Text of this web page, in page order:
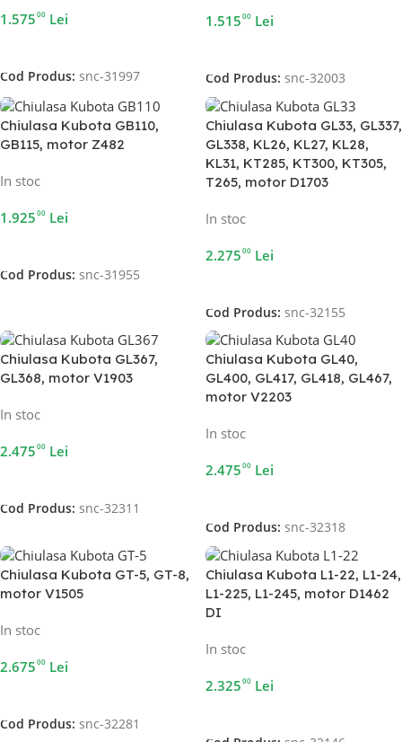
1.57500 Lei
Cod Produs: snc-31997
1.51500 Lei
Cod Produs: snc-32003
Chiulasa Kubota GB110,
GB115, motor Z482
In stoc
1.92500 Lei
Cod Produs: snc-31955
Chiulasa Kubota GL33, GL337,
GL338, KL26, KL27, KL28,
KL31, KT285, KT300, KT305,
T265, motor D1703
In stoc
2.27500 Lei
Cod Produs: snc-32155
Chiulasa Kubota GL367,
GL368, motor V1903
In stoc
2.47500 Lei
Cod Produs: snc-32311
Chiulasa Kubota GL40,
GL400, GL417, GL418, GL467,
motor V2203
In stoc
2.47500 Lei
Cod Produs: snc-32318
Chiulasa Kubota GT-5, GT-8,
motor V1505
In stoc
2.67500 Lei
Cod Produs: snc-32281
Chiulasa Kubota L1-22, L1-24,
L1-225, L1-245, motor D1462
DI
In stoc
2.32500 Lei